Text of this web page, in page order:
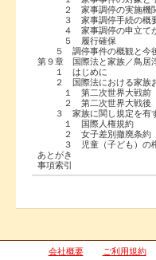
２ 家事調停の実施機関
３ 家事調停手続の概要
４ 家事調停の申立てか
５ 履行確保
５ 調停事件の概観と今
第９章 国際法と家族／鳥居
１ はじめに
２ 国際法における家族お
１ 第二次世界大戦前
２ 第二次世界大戦後
３ 家族に関し規定を有す
１ 国際人権規約
２ 女子差別撤廃条約
３ 児童（子ども）の権
あとがき
事項索引
会社概要 ご利用規約